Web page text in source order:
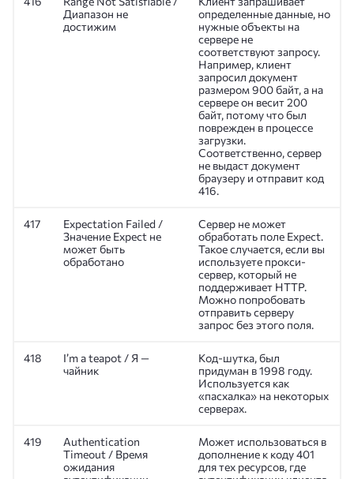
Диапазон не
достижим
определенные данные, но
нужные объекты на
сервере не
соответствуют запросу.
Например, клиент
запросил документ
размером 900 байт, а на
сервере он весит 200
байт, потому что был
поврежден в процессе
загрузки.
Соответственно, сервер
не выдаст документ
браузеру и отправит код
416.
417
Expectation Failed /
Значение Expect не
может быть
обработано
Сервер не может
обработать поле Expect.
Такое случается, если вы
используете прокси-
сервер, который не
поддерживает HTTP.
Можно попробовать
отправить серверу
запрос без этого поля.
418
I’m a teapot / Я —
чайник
Код-шутка, был
придуман в 1998 году.
Используется как
«пасхалка» на некоторых
серверах.
419
Authentication
Timeout / Время
ожидания
Может использоваться в
дополнение к коду 401
для тех ресурсов, где